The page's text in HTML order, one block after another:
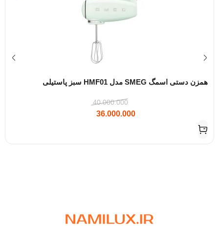
همزن دستی اسمگ SMEG مدل HMF01 سبز پاستیلی
40.000.000
36.000.000